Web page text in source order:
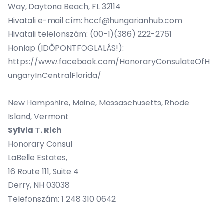
Way, Daytona Beach, FL 32114
Hivatali e-mail cím: hccf@hungarianhub.com
Hivatali telefonszám: (00-1)(386) 222-2761
Honlap (IDŐPONTFOGLALÁS!):
https://www.facebook.com/HonoraryConsulateOfH
ungaryInCentralFlorida/
New Hampshire, Maine, Massaschusetts, Rhode
Island, Vermont
Sylvia T. Rich
Honorary Consul
LaBelle Estates,
16 Route 111, Suite 4
Derry, NH 03038
Telefonszám: 1 248 310 0642